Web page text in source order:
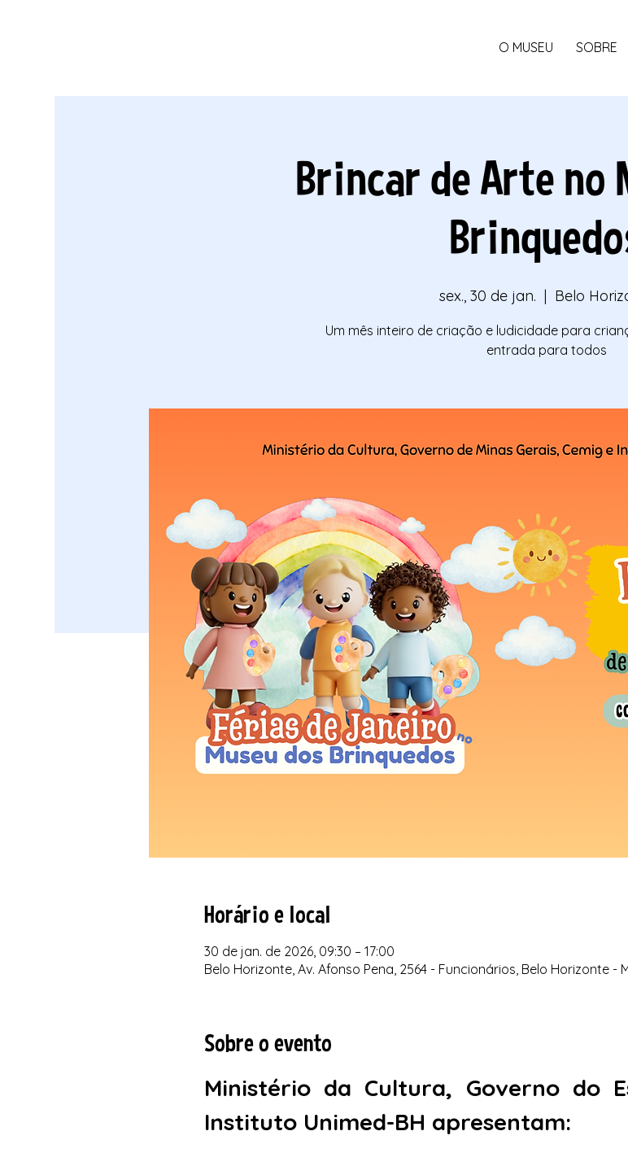
O MUSEU SOBRE
Brincar de Arte no
sex., 30 de jan.
  |
Belo
Um mês inteiro de criação e ludicidade para
entrada para todos
Horário e local
30 de jan. de 2026, 09:30 – 17:00
Belo Horizonte, Av. Afonso Pena, 2564 - Funcionários, Belo Horizonte -
Sobre o evento
Ministério da Cultura, Governo do
Instituto Unimed-BH apresentam: